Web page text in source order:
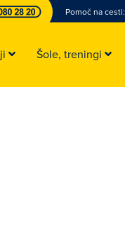
Pomoč na cesti:
Šole, treningi